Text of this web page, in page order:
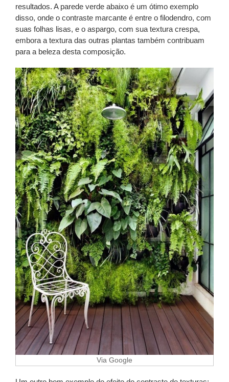
resultados. A parede verde abaixo é um ótimo exemplo
disso, onde o contraste marcante é entre o filodendro, com
suas folhas lisas, e o aspargo, com sua textura crespa,
embora a textura das outras plantas também contribuam
para a beleza desta composição.
Via Google